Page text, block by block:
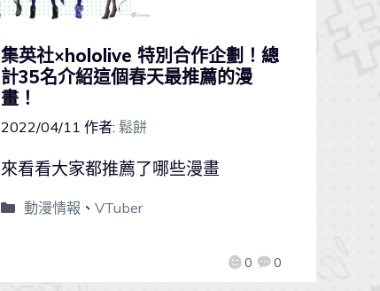
集英社×hololive 特別合作企劃！總
計35名介紹這個春天最推薦的漫
畫！
2022/04/11 作者: 鬆餅
0 0
來看看大家都推薦了哪些漫畫
動漫情報 、 VTuber